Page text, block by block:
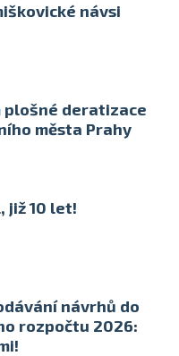
návsi
plošné deratizace
města Prahy
již 10 let!
návrhů do
rozpočtu 2026: